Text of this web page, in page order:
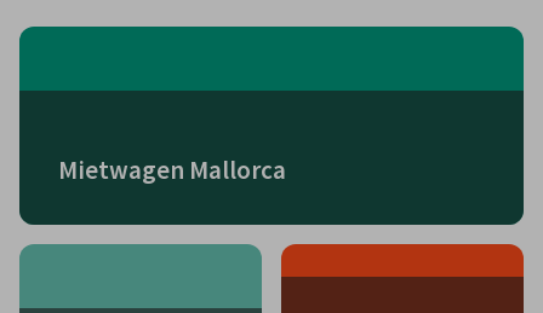
Mietwagen Mallorca